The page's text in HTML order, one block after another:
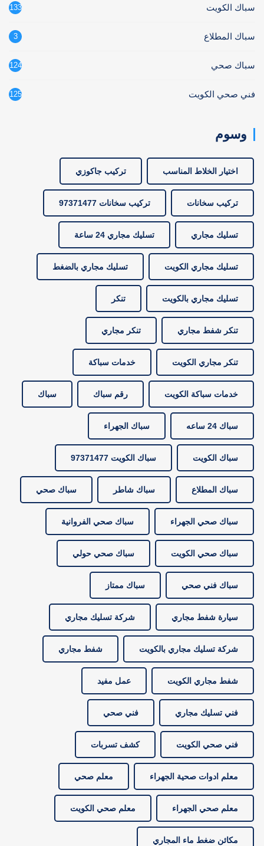
سباك الكويت 133
سباك المطلاع 3
سباك صحي 124
فني صحي الكويت 125
وسوم
اختيار الخلاط المناسب تركيب جاكوزي
تركيب سخانات تركيب سخانات 97371477
تسليك مجاري تسليك مجاري 24 ساعة
تسليك مجاري الكويت تسليك مجاري بالضغط
تسليك مجاري بالكويت تنكر
تنكر شفط مجاري تنكر مجاري
تنكر مجاري الكويت خدمات سباكة
خدمات سباكة الكويت رقم سباك سباك
سباك 24 ساعه سباك الجهراء
سباك الكويت سباك الكويت 97371477
سباك المطلاع سباك شاطر سباك صحي
سباك صحي الجهراء سباك صحي الفروانية
سباك صحي الكويت سباك صحي حولي
سباك فني صحي سباك ممتاز
سيارة شفط مجاري شركة تسليك مجاري
شركة تسليك مجاري بالكويت شفط مجاري
شفط مجاري الكويت عمل مفيد
فني تسليك مجاري فني صحي
فني صحي الكويت كشف تسربات
معلم ادوات صحية الجهراء معلم صحي
معلم صحي الجهراء معلم صحي الكويت
مكائن ضغط ماء المجاري